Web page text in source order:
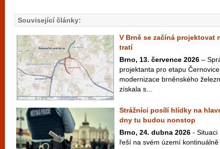
Související články:
V Brně se začíná projektovat
tratí
Brno, 13. července 2026 –
projektanta pro etapu
modernizace brněnského
získala s...
Strážníci posílí hlídky na
dny tu budou nonstop
Brno, 24. dubna 2026 - Situaci
řeší na svém území